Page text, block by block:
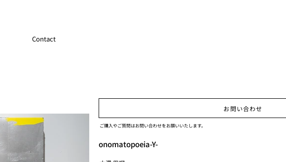
Contact
お問い合わせ
ご購入やご質問はお問い合わせをお願いいたします。
onomatopoeia-Y-